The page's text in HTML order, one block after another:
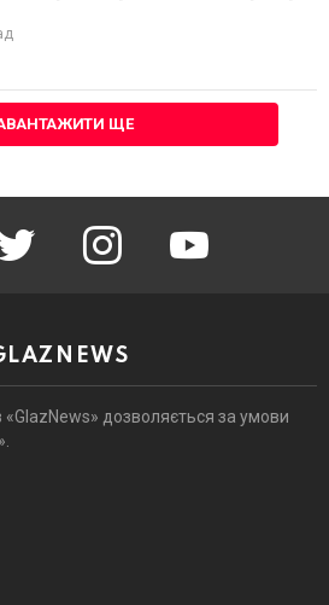
ЩЕ
twitter instagram youtube
«GlazNews» дозволяється за умови